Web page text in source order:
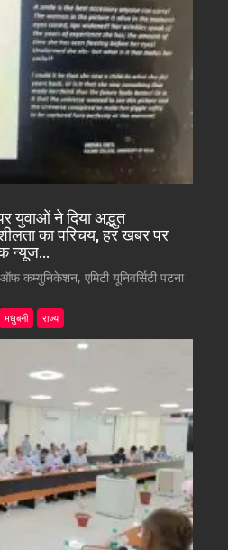
युवाओं ने दिया अद्भुत
का परिचय, हर खबर पर
न्यूज…
कम्युनिकेशन, एमिटी यूनिवर्सिटी पटना
मधुबनी राज्य